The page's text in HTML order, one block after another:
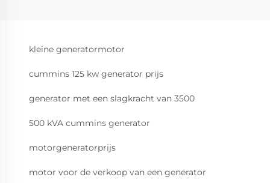
kleine generatormotor
cummins 125 kw generator prijs
generator met een slagkracht van 3500
500 kVA cummins generator
motorgeneratorprijs
motor voor de verkoop van een generator